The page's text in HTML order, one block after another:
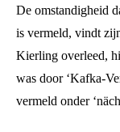
De omstandigheid
is vermeld, vindt
Kierling overleed,
was door ‘Kafka-
vermeld onder